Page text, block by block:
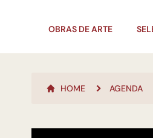
OBRAS DE ARTE
HOME AGENDA